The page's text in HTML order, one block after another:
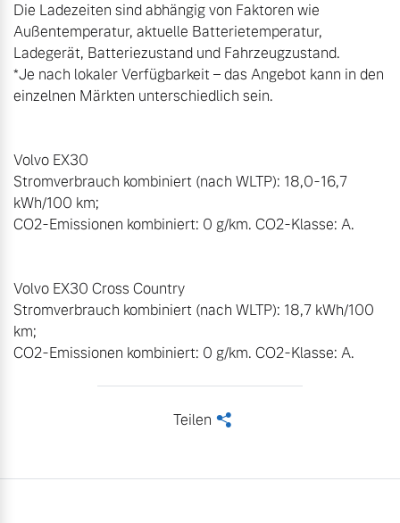
Die Ladezeiten sind abhängig von Faktoren wie
Außentemperatur, aktuelle Batterietemperatur,
Ladegerät, Batteriezustand und Fahrzeugzustand.
*Je nach lokaler Verfügbarkeit – das Angebot kann in den
einzelnen Märkten unterschiedlich sein.
Volvo EX30
Stromverbrauch kombiniert (nach WLTP): 18,0-16,7
kWh/100 km;
CO2-Emissionen kombiniert: 0 g/km. CO2-Klasse: A.
Volvo EX30 Cross Country
Stromverbrauch kombiniert (nach WLTP): 18,7 kWh/100
km;
CO2-Emissionen kombiniert: 0 g/km. CO2-Klasse: A.
Teilen <